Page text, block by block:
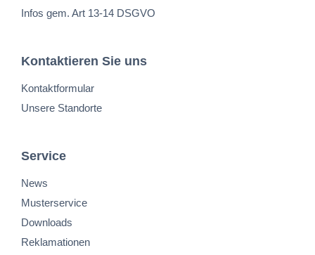
Infos gem. Art 13-14 DSGVO
Kontaktieren Sie uns
Kontaktformular
Unsere Standorte
Service
News
Musterservice
Downloads
Reklamationen